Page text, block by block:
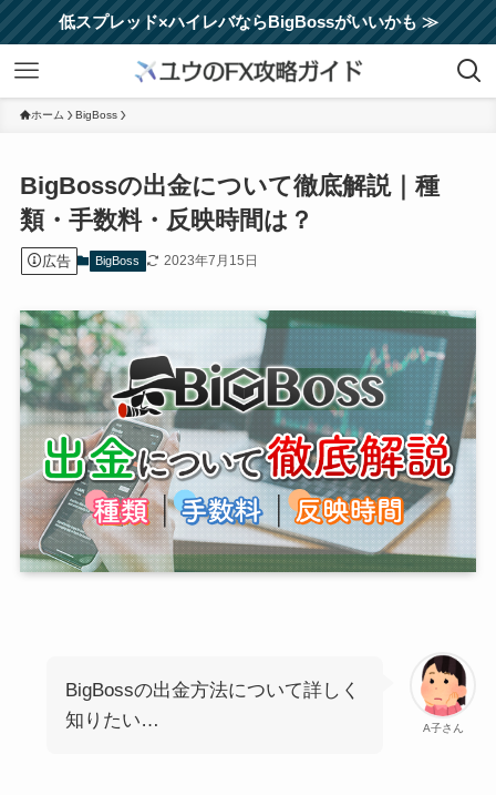
低スプレッド×ハイレバならBigBossがいいかも ≫
ホーム BigBoss
BigBossの出金について徹底解説｜種
類・手数料・反映時間は？
広告 BigBoss 2023年7月15日
A子さん
BigBossの出金方法について詳しく
知りたい…